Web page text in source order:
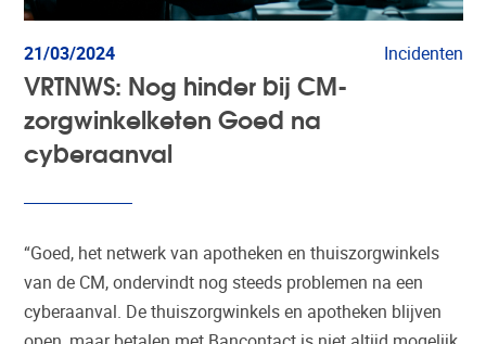
21/03/2024 Incidenten
VRTNWS: Nog hinder bij CM-
zorgwinkelketen Goed na
cyberaanval
“Goed, het netwerk van apotheken en thuiszorgwinkels
van de CM, ondervindt nog steeds problemen na een
cyberaanval. De thuiszorgwinkels en apotheken blijven